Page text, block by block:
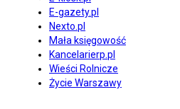
E-gazety.pl
Nexto.pl
Mała księgowość
Kancelarierp.pl
Wieści Rolnicze
Życie Warszawy